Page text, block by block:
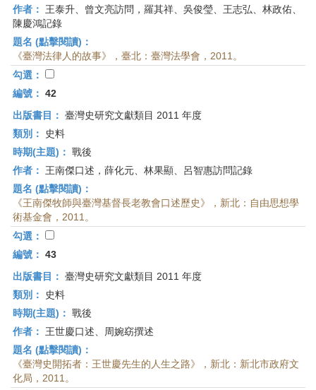
作者：
王泰升、曾文亮訪問，羅其祥、吳俊瑩、王志弘、林政佑、
陳慶鴻記錄
題名 (點擊閱讀)：
《臺灣法律人的故事》，臺北：臺灣法學會，2011。
勾選：
編號： 42
出版書目： 臺灣史研究文獻類目 2011 年度
類別：
史料
時期(主題)： 戰後
作者：
王南傑口述，薛化元、林果顯、呂智惠訪問記錄
題名 (點擊閱讀)：
《王南傑牧師與臺灣基督長老教會口述歷史》，新北：自由思想學
術基金會，2011。
勾選：
編號： 43
出版書目： 臺灣史研究文獻類目 2011 年度
類別：
史料
時期(主題)： 戰後
作者：
王世慶口述、周婉窈撰述
題名 (點擊閱讀)：
《臺灣史開拓者：王世慶先生的人生之路》，新北：新北市政府文
化局，2011。